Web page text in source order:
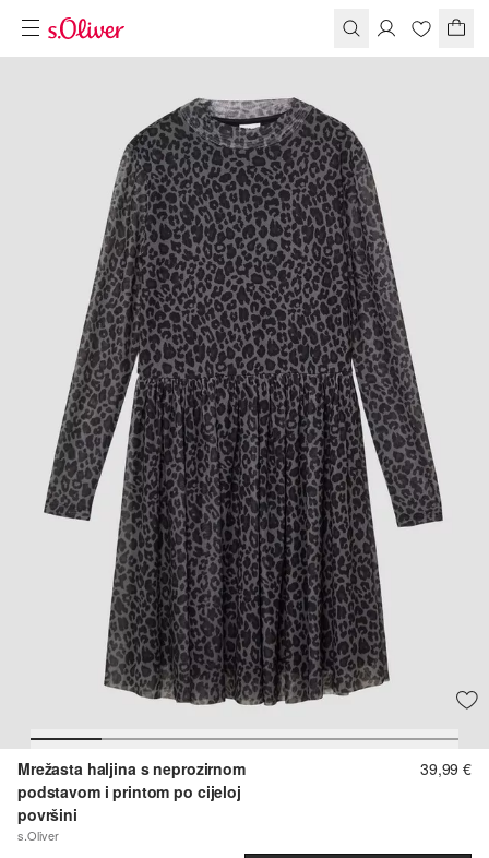
Mrežasta haljina s neprozirnom
podstavom i printom po cijeloj
površini
s.Oliver
39,99 €